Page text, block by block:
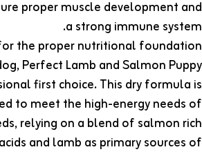
proper muscle development and
a strong immune system.
the proper nutritional foundation
Perfect Lamb and Salmon Puppy
first choice. This dry formula is
to meet the high-energy needs of
relying on a blend of salmon rich
and lamb as primary sources of